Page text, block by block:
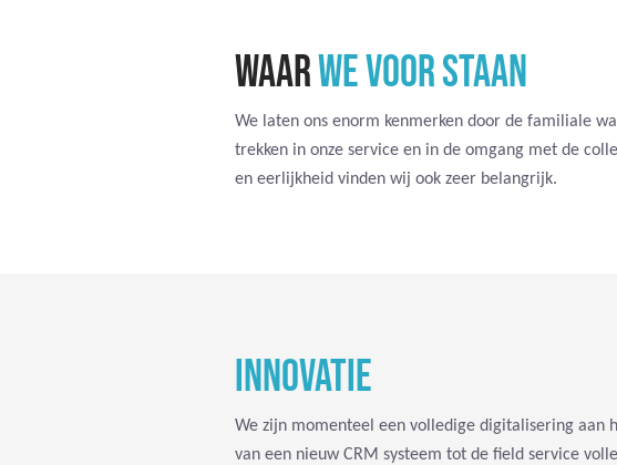
WAARWE VOOR STAAN
We laten ons enorm kenmerken door de familiale
trekken in onze service en in de omgang met de
en eerlijkheid vinden wij ook zeer belangrijk.
INNOVATIE
We zijn momenteel een volledige digitalisering aan
van een nieuw CRM systeem tot de field service